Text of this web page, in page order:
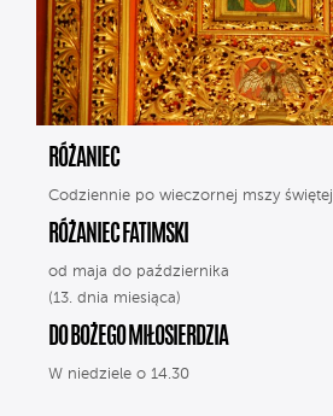
RÓŻANIEC
Codziennie po wieczornej mszy świętej
RÓŻANIEC FATIMSKI
od maja do października
(13. dnia miesiąca)
DO BOŻEGO MIŁOSIERDZIA
W niedziele o 14.30